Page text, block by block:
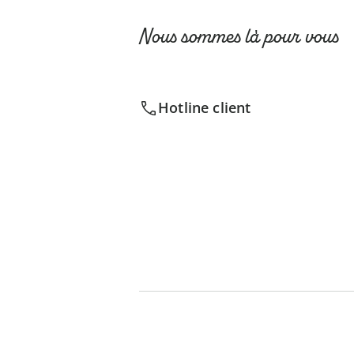
Nous sommes là pour vous
Hotline client